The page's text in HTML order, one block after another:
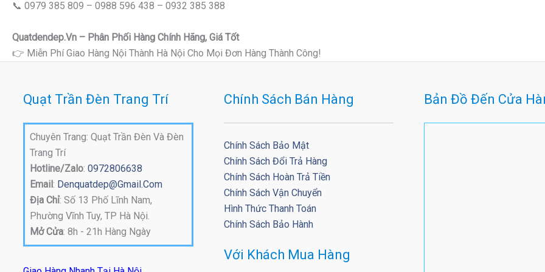
📞 0979 385 809 – 0988 596 438 – 0932 385 388
Quatdendep.vn – Phân Phối Hàng Chính Hãng, Giá Tốt
👉 Miễn Phí Giao Hàng Nội Thành Hà Nội Cho Mọi Đơn Hàng Thành Công!
Quạt Trần Đèn Trang Trí
Chuyên Trang: Quạt Trần Đèn Và Đèn
Trang Trí
Hotline/Zalo: 0972806638
Email: Denquatdep@gmail.com
Địa Chỉ: Số 13 Phố Lĩnh Nam,
Phường Vĩnh Tuy, TP Hà Nội.
Mở Cửa: 8h - 21h Hàng Ngày
Chính Sách Bán Hàng
Chính Sách Bảo Mật
Chính Sách Đổi Trả Hàng
Chính Sách Hoàn Trả Tiền
Chính Sách Vận Chuyển
Hình Thức Thanh Toán
Chính Sách Bảo Hành
Với Khách Mua Hàng
Bản Đồ Đến Cửa